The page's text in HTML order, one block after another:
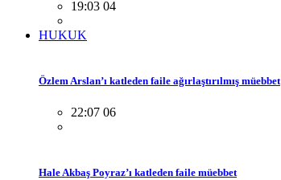
19:03 04
HUKUK
Özlem Arslan’ı katleden faile ağırlaştırılmış müebbet
22:07 06
Hale Akbaş Poyraz’ı katleden faile müebbet